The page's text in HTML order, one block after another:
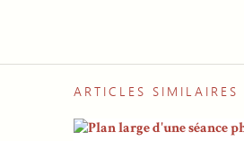
ARTICLES SIMILAIRES